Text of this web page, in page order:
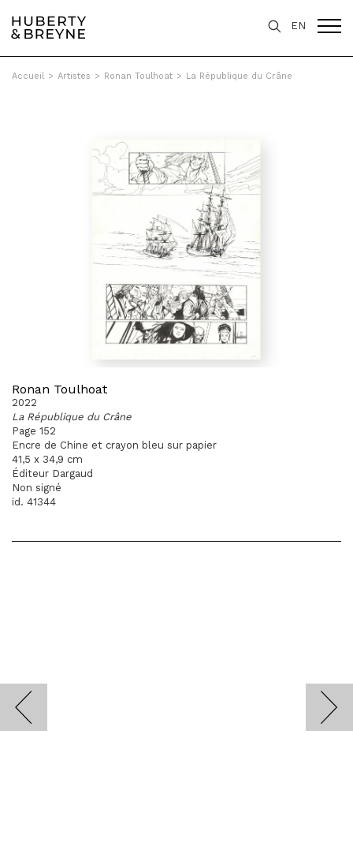
EN
Accueil > Artistes > Ronan Toulhoat > La République du Crâne
Ronan Toulhoat
2022
La République du Crâne
Page 152
Encre de Chine et crayon bleu sur papier
41,5 x 34,9 cm
Éditeur Dargaud
Non signé
id. 41344